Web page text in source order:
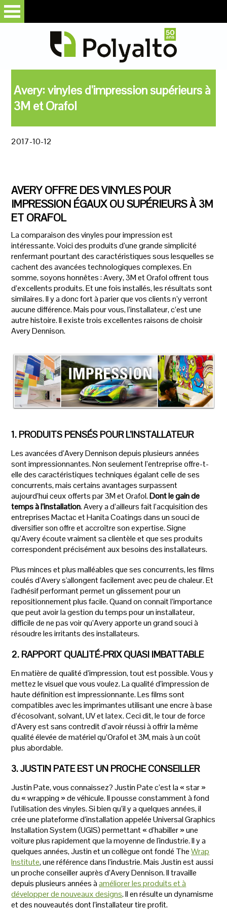
Avery: vinyles d'impression supérieurs à
3M et Orafol
2017-10-12
AVERY OFFRE DES VINYLES POUR
IMPRESSION ÉGAUX OU SUPÉRIEURS À 3M
ET ORAFOL
La comparaison des vinyles pour impression est
intéressante. Voici des produits d’une grande simplicité
renfermant pourtant des caractéristiques sous lesquelles se
cachent des avancées technologiques complexes. En
somme, soyons honnêtes : Avery, 3M et Orafol offrent tous
d’excellents produits. Et une fois installés, les résultats sont
similaires. Il y a donc fort à parier que vos clients n’y verront
aucune différence. Mais pour vous, l’installateur, c’est une
autre histoire. Il existe trois excellentes raisons de choisir
Avery Dennison.
1. PRODUITS PENSÉS POUR L’INSTALLATEUR
Les avancées d’Avery Dennison depuis plusieurs années
sont impressionnantes. Non seulement l’entreprise offre-t-
elle des caractéristiques techniques égalant celle de ses
concurrents, mais certains avantages surpassent
aujourd’hui ceux offerts par 3M et Orafol.Dont le gain de
temps à l’installation. Avery a d’ailleurs fait l’acquisition des
entreprises Mactac et Hanita Coatings dans un souci de
diversifier son offre et accroître son expertise. Signe
qu’Avery écoute vraiment sa clientèle et que ses produits
correspondent précisément aux besoins des installateurs.
Plus minces et plus malléables que ses concurrents, les films
coulés d’Avery s'allongent facilement avec peu de chaleur. Et
l'adhésif performant permet un glissement pour un
repositionnement plus facile. Quand on connait l’importance
que peut avoir la gestion du temps pour un installateur,
difficile de ne pas voir qu’Avery apporte un grand souci à
résoudre les irritants des installateurs.
2. RAPPORT QUALITÉ-PRIX QUASI IMBATTABLE
En matière de qualité d’impression, tout est possible. Vous y
mettez le visuel que vous voulez. La qualité d’impression de
haute définition est impressionnante. Les films sont
compatibles avec les imprimantes utilisant une encre à base
d’écosolvant, solvant, UV et latex. Ceci dit, le tour de force
d’Avery est sans contredit d’avoir réussi à offrir la même
qualité élevée de matériel qu’Orafol et 3M, mais à un coût
plus abordable.
3. JUSTIN PATE EST UN PROCHE CONSEILLER
Justin Pate, vous connaissez? Justin Pate c’est la « star »
du « wrapping » de véhicule. Il pousse constamment à fond
l’utilisation des vinyles. Si bien qu’il y a quelques années, il
crée une plateforme d’installation appelée Universal Graphics
Installation System (UGIS) permettant « d’habiller » une
voiture plus rapidement que la moyenne de l'industrie. Il y a
quelques années, Justin et un collègue ont fondé TheWrap
Institute, une référence dans l’industrie. Mais Justin est aussi
un proche conseiller auprès d’Avery Dennison. Il travaille
depuis plusieurs années àaméliorer les produits et à
développer de nouveaux designs. Il en résulte un dynamisme
et des nouveautés dont l’installateur tire profit.